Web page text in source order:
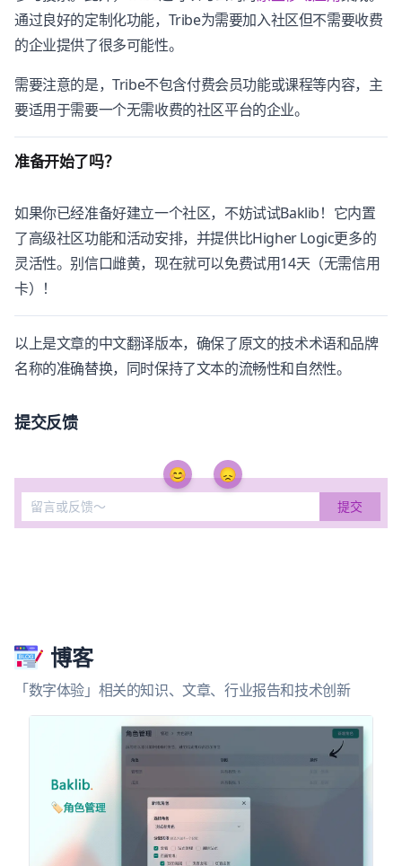
通过良好的定制化功能，Tribe为需要加入社区但不需要收费
的企业提供了很多可能性。
需要注意的是，Tribe不包含付费会员功能或课程等内容，主
要适用于需要一个无需收费的社区平台的企业。
准备开始了吗？
如果你已经准备好建立一个社区，不妨试试Baklib！它内置
了高级社区功能和活动安排，并提供比Higher Logic更多的
灵活性。别信口雌黄，现在就可以免费试用14天（无需信用
卡）！
以上是文章的中文翻译版本，确保了原文的技术术语和品牌
名称的准确替换，同时保持了文本的流畅性和自然性。
提交反馈
😊 😞
博客
「数字体验」相关的知识、文章、行业报告和技术创新